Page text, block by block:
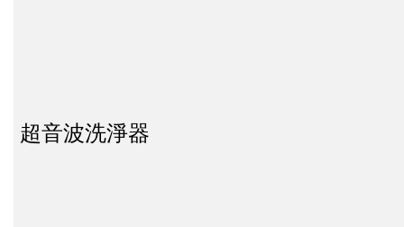
超音波洗淨器